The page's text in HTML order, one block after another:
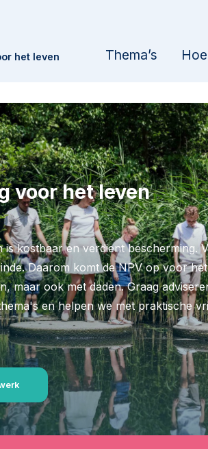
het leven Thema’s
voor het leven
is kostbaar en verdient bescherming.
Daarom komt de NPV op voor
maar ook met daden. Graag
en helpen we met praktische